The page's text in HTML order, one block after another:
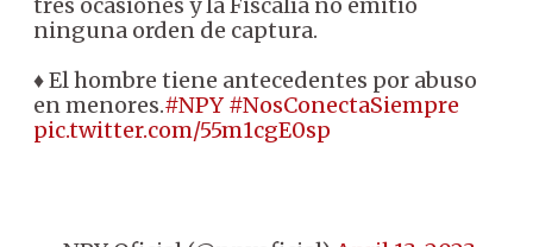
ninguna orden de captura.
♦ El hombre tiene antecedentes por abuso
en menores.#NPY #NosConectaSiempre
pic.twitter.com/55m1cgE0sp